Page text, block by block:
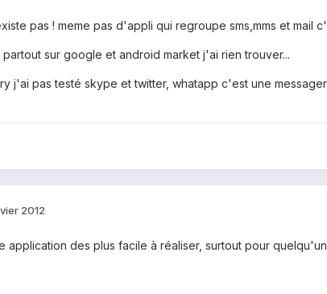
pas ! meme pas d'appli qui regroupe sms,mms et mail
sur google et android market j'ai rien trouver...
j'ai pas testé skype et twitter, whatapp c'est une
2012
application des plus facile à réaliser, surtout pour